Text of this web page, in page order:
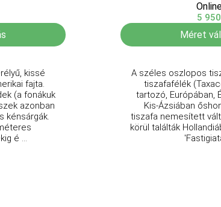
kissé
fajta.
(a fonákuk
azonban
kénsárgák.
é ...
5
Méret
A széles oszlopos
tiszafafélék
tartozó, Európában,
Kis-Ázsiában
tiszafa nemesített
körül találták